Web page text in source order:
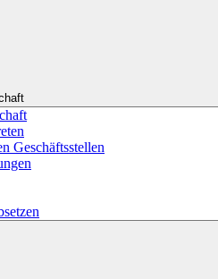
Geschäftsstellen